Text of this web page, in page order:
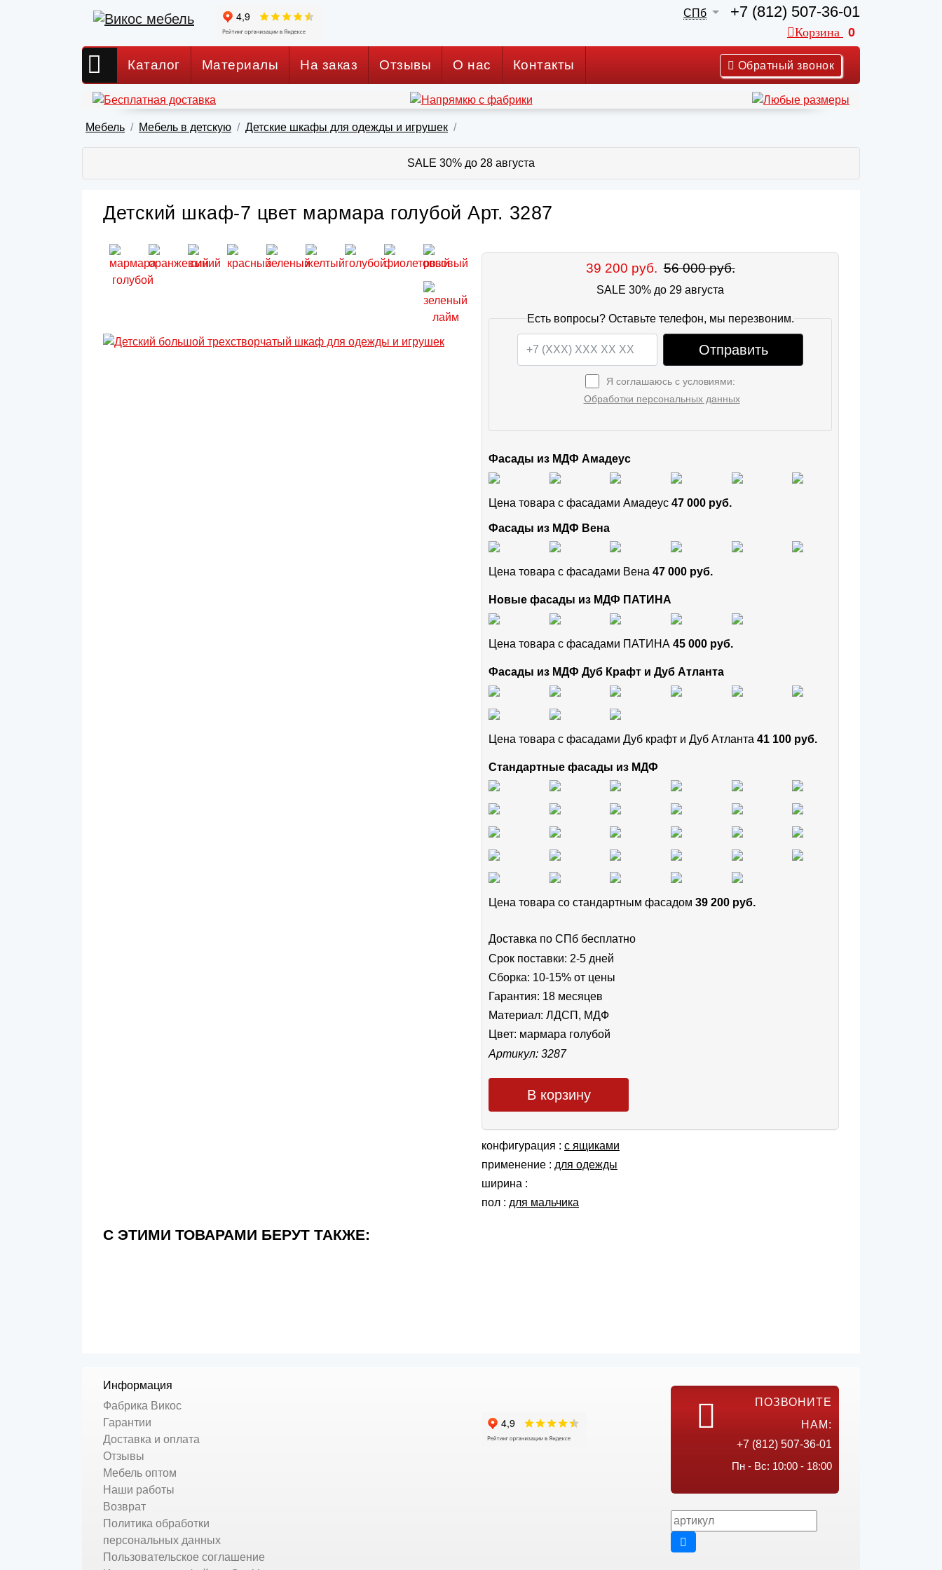
СПб +7 (812) 507-36-01
Корзина 0
Каталог Материалы На заказ Отзывы О нас Контакты Обратный звонок
Мебель Мебель в детскую Детские шкафы для одежды и игрушек
SALE 30% до 28 августа
Детский шкаф-7 цвет мармара голубой Арт. 3287
39 200 руб. 56 000 руб.
SALE 30% до 29 августа
Есть вопросы? Оставьте телефон, мы перезвоним.
Отправить
Я соглашаюсь с условиями:
Обработки персональных данных
Фасады из МДФ Амадеус
Цена товара с фасадами Амадеус 47 000 руб.
Фасады из МДФ Вена
Цена товара с фасадами Вена 47 000 руб.
Новые фасады из МДФ ПАТИНА
Цена товара с фасадами ПАТИНА 45 000 руб.
Фасады из МДФ Дуб Крафт и Дуб Атланта
Цена товара с фасадами Дуб крафт и Дуб Атланта 41 100 руб.
Стандартные фасады из МДФ
Цена товара cо стандартным фасадом 39 200 руб.
Доставка по СПб бесплатно
Срок поставки: 2-5 дней
Сборка: 10-15% от цены
Гарантия: 18 месяцев
Материал: ЛДСП, МДФ
Цвет: мармара голубой
Артикул: 3287
В корзину
конфигурация : с ящиками
применение : для одежды
ширина :
пол : для мальчика
С ЭТИМИ ТОВАРАМИ БЕРУТ ТАКЖЕ:
Информация
Фабрика Викос
Гарантии
Доставка и оплата
Отзывы
Мебель оптом
Наши работы
Возврат
Политика обработки
персональных данных
Пользовательское соглашение
ПОЗВОНИТЕ
НАМ:
+7 (812) 507-36-01
Пн - Вс: 10:00 - 18:00